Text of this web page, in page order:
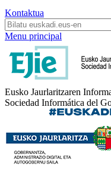
Kontaktua
Menu principal
Eusko Jaurlaritzaren
Sociedad Informática del